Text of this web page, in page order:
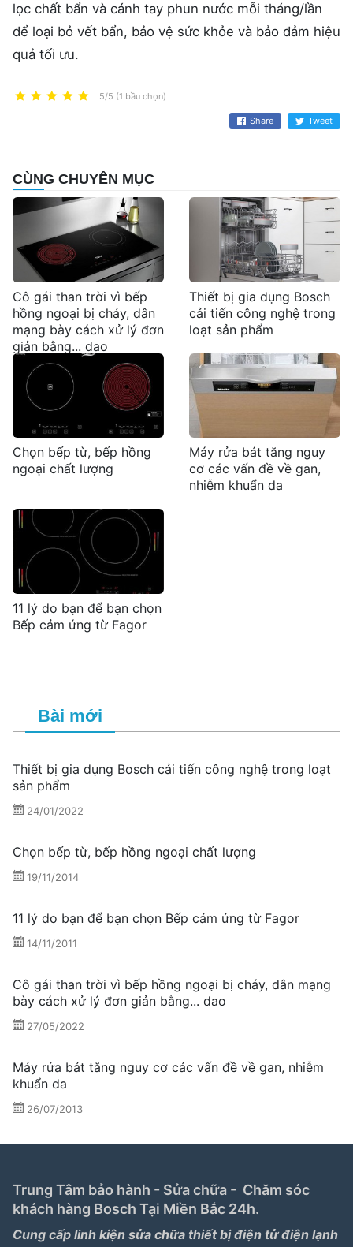
lọc chất bẩn và cánh tay phun nước mỗi tháng/lần
để loại bỏ vết bẩn, bảo vệ sức khỏe và bảo đảm hiệu
quả tối ưu.
5/5 (1 bầu chọn)
Share Tweet
CÙNG CHUYÊN MỤC
Cô gái than trời vì bếp
hồng ngoại bị cháy, dân
mạng bày cách xử lý đơn
giản bằng... dao
Thiết bị gia dụng Bosch
cải tiến công nghệ trong
loạt sản phẩm
Chọn bếp từ, bếp hồng
ngoại chất lượng
Máy rửa bát tăng nguy
cơ các vấn đề về gan,
nhiễm khuẩn da
11 lý do bạn để bạn chọn
Bếp cảm ứng từ Fagor
Bài mới
Thiết bị gia dụng Bosch cải tiến công nghệ trong loạt
sản phẩm
24/01/2022
Chọn bếp từ, bếp hồng ngoại chất lượng
19/11/2014
11 lý do bạn để bạn chọn Bếp cảm ứng từ Fagor
14/11/2011
Cô gái than trời vì bếp hồng ngoại bị cháy, dân mạng
bày cách xử lý đơn giản bằng... dao
27/05/2022
Máy rửa bát tăng nguy cơ các vấn đề về gan, nhiễm
khuẩn da
26/07/2013
Trung Tâm bảo hành - Sửa chữa - Chăm sóc
khách hàng Bosch Tại Miền Bắc 24h.
Cung cấp linh kiện sửa chữa thiết bị điện tử điện lạnh